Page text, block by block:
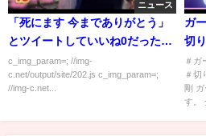
ニュース
「死にます 今までありがとう」
とツイートしていいね0だった…
c_img_param=; //img-
c.net/output/site/202.js c_img_param=;
//img-c.net...
ガ
切
＃
＃
剛
す。